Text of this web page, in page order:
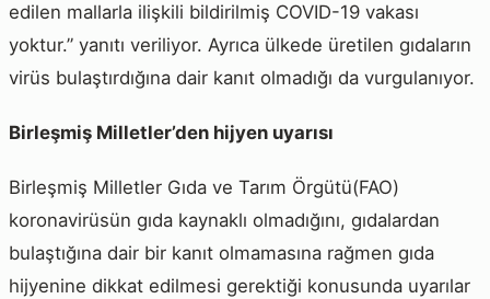
edilen mallarla ilişkili bildirilmiş COVID-19 vakası
yoktur.” yanıtı veriliyor. Ayrıca ülkede üretilen gıdaların
virüs bulaştırdığına dair kanıt olmadığı da vurgulanıyor.
Birleşmiş Milletler’den hijyen uyarısı
Birleşmiş Milletler Gıda ve Tarım Örgütü(FAO)
koronavirüsün gıda kaynaklı olmadığını, gıdalardan
bulaştığına dair bir kanıt olmamasına rağmen gıda
hijyenine dikkat edilmesi gerektiği konusunda uyarılar